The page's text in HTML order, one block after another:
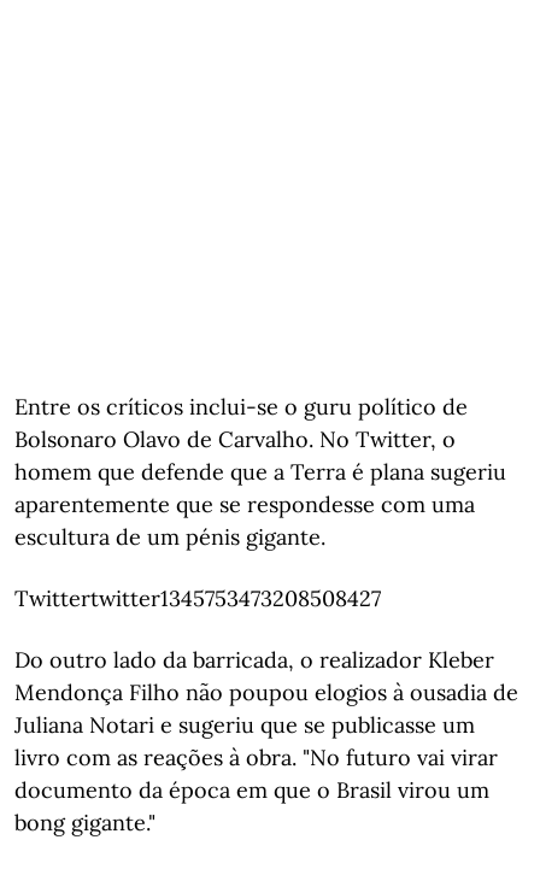
Entre os críticos inclui-se o guru político de
Bolsonaro Olavo de Carvalho. No Twitter, o
homem que defende que a Terra é plana sugeriu
aparentemente que se respondesse com uma
escultura de um pénis gigante.
Twittertwitter1345753473208508427
Do outro lado da barricada, o realizador Kleber
Mendonça Filho não poupou elogios à ousadia de
Juliana Notari e sugeriu que se publicasse um
livro com as reações à obra. "No futuro vai virar
documento da época em que o Brasil virou um
bong gigante."